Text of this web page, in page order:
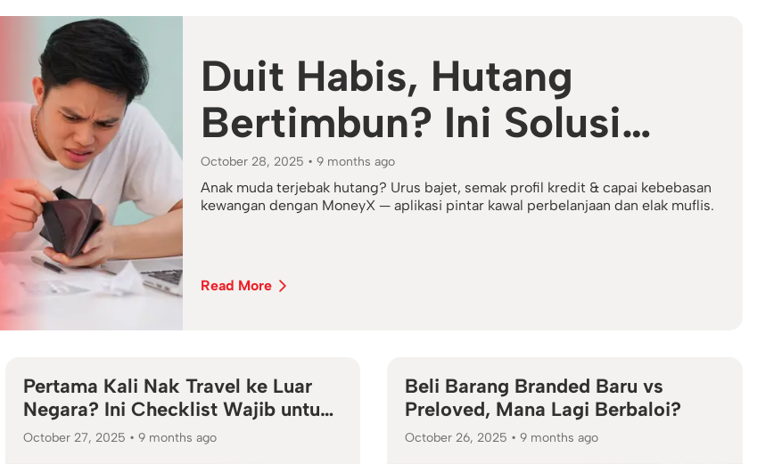
Duit Habis, Hutang
Bertimbun? Ini Solusi
Anak Muda Elak Muflis!
October 28, 2025 • 9 months ago
Anak muda terjebak hutang? Urus bajet, semak profil kredit & capai kebebasan
kewangan dengan MoneyX — aplikasi pintar kawal perbelanjaan dan elak muflis.
Read More
Pertama Kali Nak Travel ke Luar
Negara? Ini Checklist Wajib untuk
‘Newbie’
October 27, 2025 • 9 months ago
Beli Barang Branded Baru vs
Preloved, Mana Lagi Berbaloi?
October 26, 2025 •9 months ago